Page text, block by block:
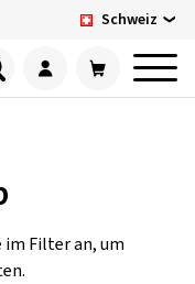
Schweiz
im Filter an, um